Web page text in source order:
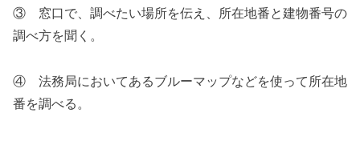
③ 窓口で、調べたい場所を伝え、所在地番と建物番号の
調べ方を聞く。
④ 法務局においてあるブルーマップなどを使って所在地
番を調べる。